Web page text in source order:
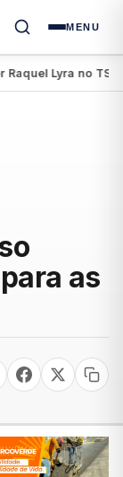
MENU
Lyra no TSE●
as